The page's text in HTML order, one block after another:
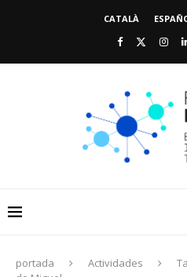
CATALÀ
portada Actividades